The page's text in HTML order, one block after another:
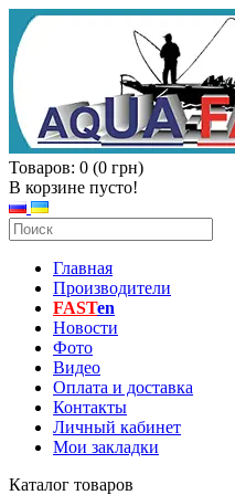
Товаров: 0 (0 грн)
В корзине пусто!
Главная
Производители
FASTen
Новости
Фото
Видео
Оплата и доставка
Контакты
Личный кабинет
Мои закладки
Каталог товаров